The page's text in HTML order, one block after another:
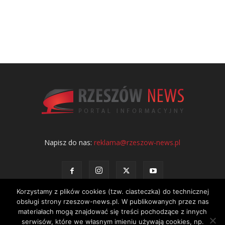
Napisz do nas:reklama@rzeszow-news.pl
Kontakt Polityka prywatności Regulamin portalu
Korzystamy z plików cookies (tzw. ciasteczka) do technicznej
obsługi strony rzeszow-news.pl. W publikowanych przez nas
materiałach mogą znajdować się treści pochodzące z innych
serwisów, które we własnym imieniu używają cookies, np.